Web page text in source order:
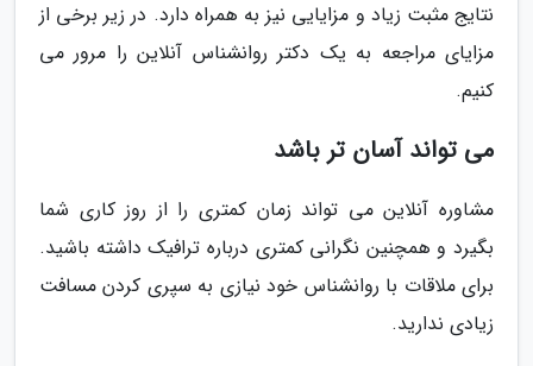
نتایج مثبت زیاد و مزایایی نیز به همراه دارد. در زیر برخی از
مزایای مراجعه به یک دکتر روانشناس آنلاین را مرور می
کنیم.
می تواند آسان تر باشد
مشاوره آنلاین می تواند زمان کمتری را از روز کاری شما
بگیرد و همچنین نگرانی کمتری درباره ترافیک داشته باشید.
برای ملاقات با روانشناس خود نیازی به سپری کردن مسافت
زیادی ندارید.